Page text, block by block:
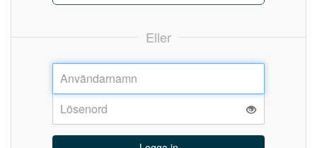
Eller
Användarnamn:
Lösenord: